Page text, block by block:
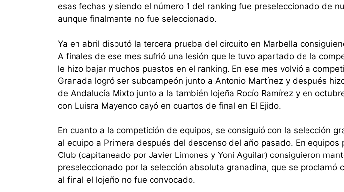
esas fechas y siendo el número 1 del ranking fue preseleccionado de
aunque finalmente no fue seleccionado.
Ya en abril disputó la tercera prueba del circuito en Marbella
A finales de ese mes sufrió una lesión que le tuvo apartado de la
le hizo bajar muchos puestos en el ranking. En ese mes volvió a
Granada logró ser subcampeón junto a Antonio Martínez y después
de Andalucía Mixto junto a la también lojeña Rocío Ramírez y en
con Luisra Mayenco cayó en cuartos de final en El Ejido.
En cuanto a la competición de equipos, se consiguió con la selección
al equipo a Primera después del descenso del año pasado. En equipos
Club (capitaneado por Javier Limones y Yoni Aguilar) consiguieron
preseleccionado por la selección absoluta granadina, que se proclamó
al final el lojeño no fue convocado.